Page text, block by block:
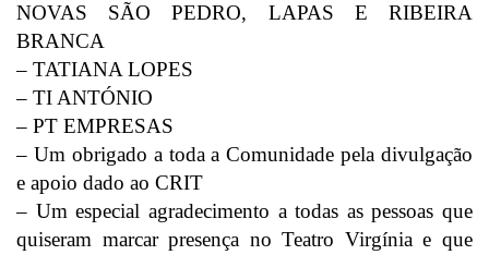
NOVAS SÃO PEDRO, LAPAS E RIBEIRA
BRANCA
– TATIANA LOPES
– TI ANTÓNIO
– PT EMPRESAS
– Um obrigado a toda a Comunidade pela divulgação
e apoio dado ao CRIT
– Um especial agradecimento a todas as pessoas que
quiseram marcar presença no Teatro Virgínia e que